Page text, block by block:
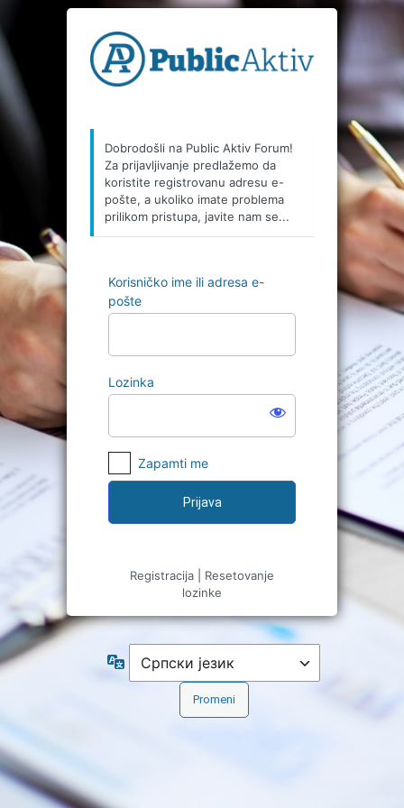
Prijava
Dobrodošli na Public Aktiv Forum!
Za prijavljivanje predlažemo da
koristite registrovanu adresu e-
pošte, a ukoliko imate problema
prilikom pristupa, javite nam se...
Korisničko ime ili adresa e-
pošte
Lozinka
Zapamti me
Registracija
Resetovanje
lozinke
Jezik